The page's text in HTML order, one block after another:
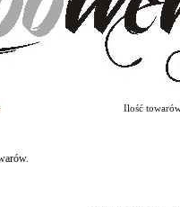
Ilość